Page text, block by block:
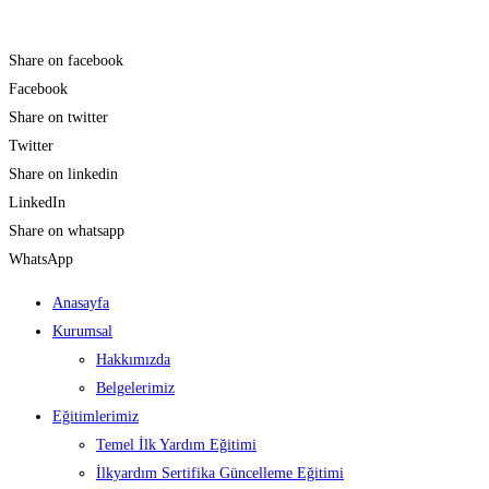
Share on facebook
Facebook
Share on twitter
Twitter
Share on linkedin
LinkedIn
Share on whatsapp
WhatsApp
Anasayfa
Kurumsal
Hakkımızda
Belgelerimiz
Eğitimlerimiz
Temel İlk Yardım Eğitimi
İlkyardım Sertifika Güncelleme Eğitimi